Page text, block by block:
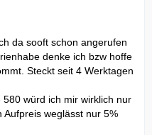
da sooft schon angerufen
denke ich bzw hoffe
Steckt seit 4 Werktagen
würd ich mir wirklich nur
weglässt nur 5%